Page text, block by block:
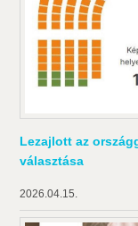
Lezajlott az
választása
2026.04.15.